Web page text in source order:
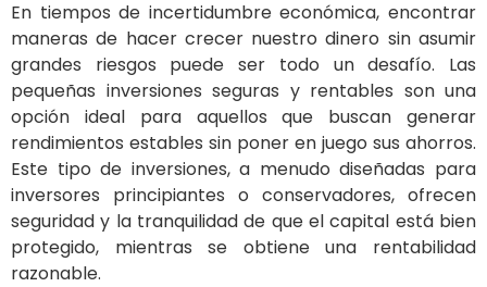
En tiempos de incertidumbre económica, encontrar
maneras de hacer crecer nuestro dinero sin asumir
grandes riesgos puede ser todo un desafío. Las
pequeñas inversiones seguras y rentables son una
opción ideal para aquellos que buscan generar
rendimientos estables sin poner en juego sus ahorros.
Este tipo de inversiones, a menudo diseñadas para
inversores principiantes o conservadores, ofrecen
seguridad y la tranquilidad de que el capital está bien
protegido, mientras se obtiene una rentabilidad
razonable.